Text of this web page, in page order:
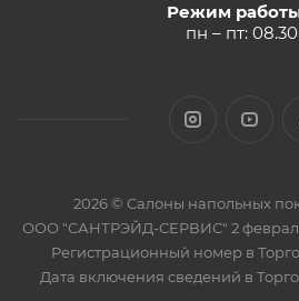
Режим
пн – пт:
2026 © Салоны напольных
ООО "САНТРЭЙД-СЕРВИС" 2
Регистрационный номер в
Дата включения сведений в